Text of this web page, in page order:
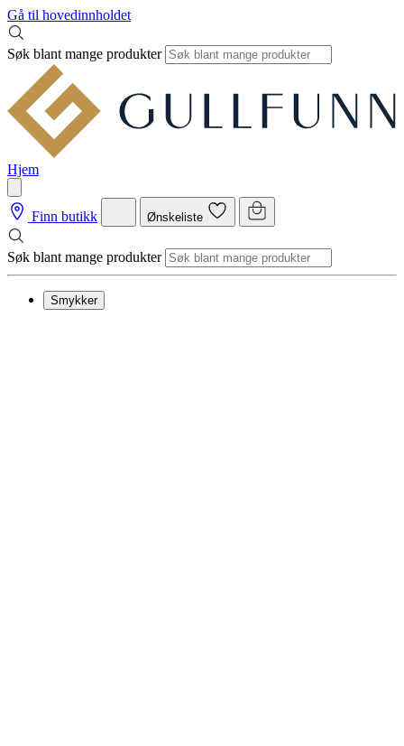
Gå til hovedinnholdet
Søk blant mange produkter
Hjem
Finn butikk Ønskeliste
Søk blant mange produkter
Smykker